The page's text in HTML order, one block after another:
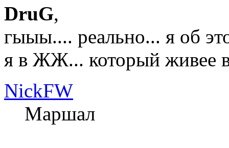
DruG,
гыыы.... реально... я об
я в ЖЖ... который живее
NickFW
Маршал